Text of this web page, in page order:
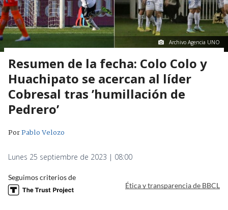
Archivo Agencia UNO
Resumen de la fecha: Colo Colo y
Huachipato se acercan al líder
Cobresal tras ’humillación de
Pedrero’
PorPablo Velozo
Lunes 25 septiembre de 2023 | 08:00
Seguimos criterios de
Ética y transparencia de BBCL